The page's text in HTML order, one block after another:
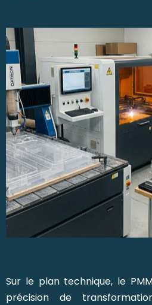
Sur le plan technique, le
précision de